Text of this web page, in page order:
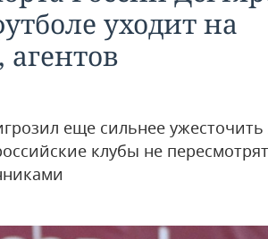
уходит на
агентов
еще сильнее
клубы не